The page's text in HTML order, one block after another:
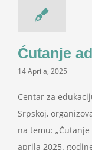
Ćutanje
14 Aprila, 2025
Centar za
Srpskoj,
na temu:
aprila 2025.